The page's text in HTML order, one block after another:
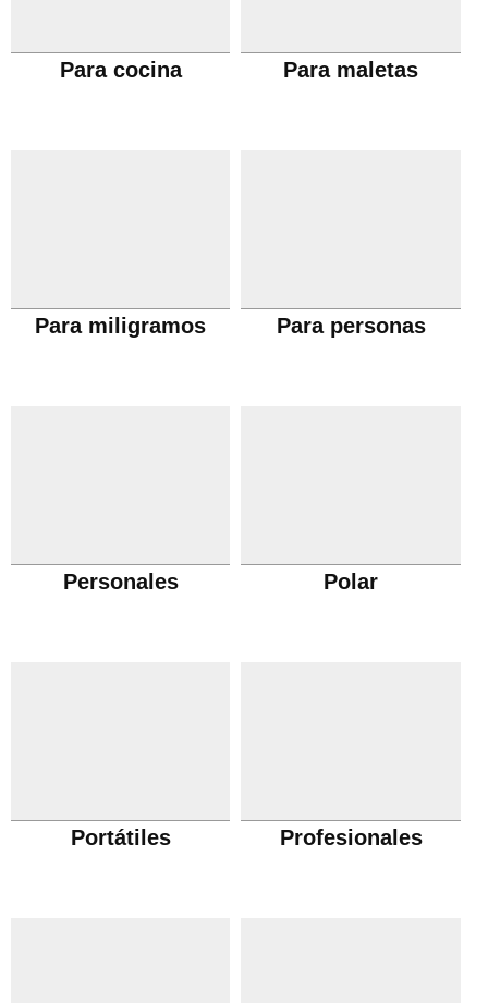
Para cocina Para maletas
Para miligramos Para personas
Personales Polar
Portátiles Profesionales